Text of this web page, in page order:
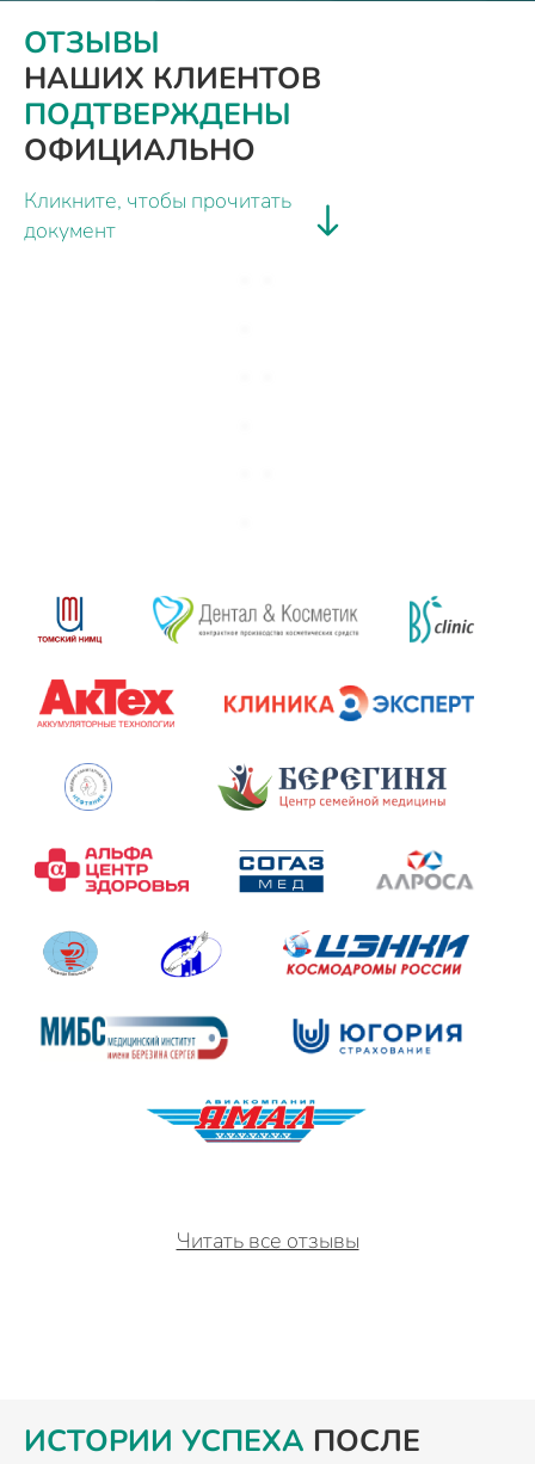
ОТЗЫВЫ
НАШИХ КЛИЕНТОВ
ПОДТВЕРЖДЕНЫ
ОФИЦИАЛЬНО
Кликните, чтобы прочитать
документ
Читать все отзывы
ИСТОРИИ УСПЕХА ПОСЛЕ